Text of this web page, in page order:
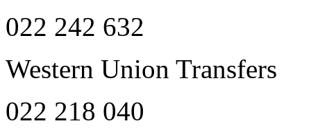
022 242 632
Western Union Transfers
022 218 040